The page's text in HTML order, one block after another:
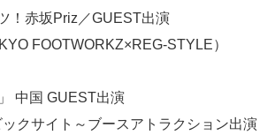
！赤坂Priz／GUEST出演
FOOTWORKZ×REG-STYLE）
中国 GUEST出演
クサイト～ブースアトラクション出演